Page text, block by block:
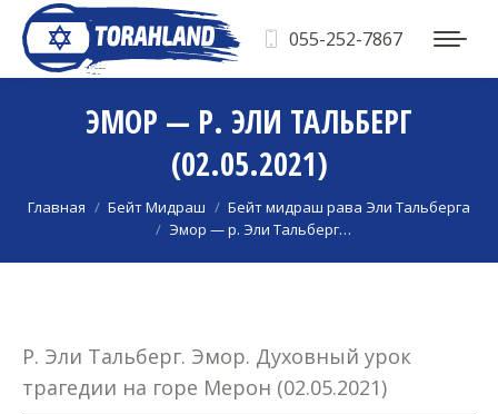
055-252-7867
ЭМОР — Р. ЭЛИ ТАЛЬБЕРГ
(02.05.2021)
Вы здесь:
Главная Бейт Мидраш
Бейт мидраш рава Эли Тальберга
Эмор — р. Эли Тальберг…
Р. Эли Тальберг. Эмор. Духовный урок
трагедии на горе Мерон (02.05.2021)